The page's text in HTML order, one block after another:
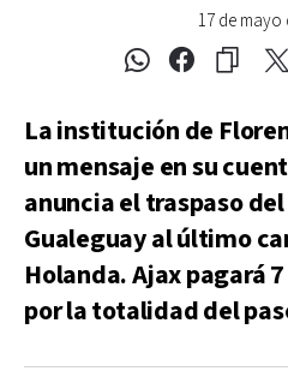
17 de mayo
La institución de
un mensaje en su
anuncia el traspaso
Gualeguay al último
Holanda. Ajax pagará
por la totalidad del